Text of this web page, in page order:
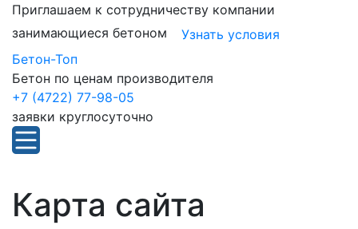
Приглашаем к сотрудничеству компании
занимающиеся бетоном
Узнать условия
Бетон-Топ
Бетон по ценам производителя
+7 (4722) 77-98-05
заявки круглосуточно
Карта сайта